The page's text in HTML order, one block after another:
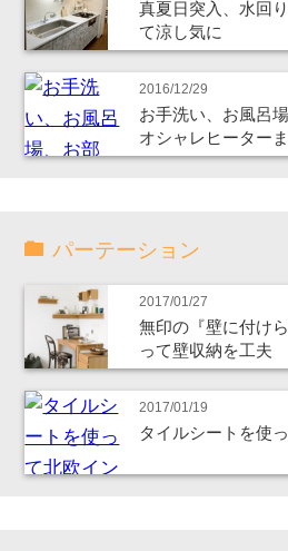
真夏日突入、水回
て涼し気に
2016/12/29
お手洗い、お風呂
オシャレヒーター
パーテーション
2017/01/27
無印の『壁に付け
って壁収納を工夫
2017/01/19
タイルシートを使